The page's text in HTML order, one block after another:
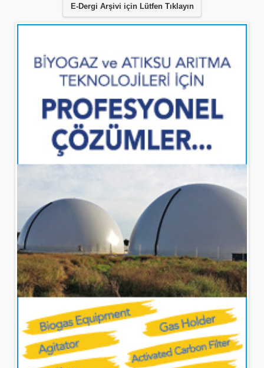
E-Dergi Arşivi için Lütfen Tıklayın